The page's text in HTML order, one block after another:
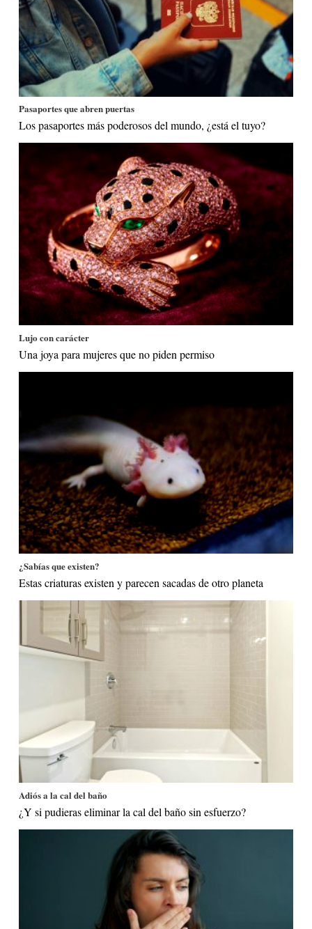
Pasaportes que abren puertas
Los pasaportes más poderosos del mundo, ¿está el tuyo?
Lujo con carácter
Una joya para mujeres que no piden permiso
¿Sabías que existen?
Estas criaturas existen y parecen sacadas de otro planeta
Adiós a la cal del baño
¿Y si pudieras eliminar la cal del baño sin esfuerzo?